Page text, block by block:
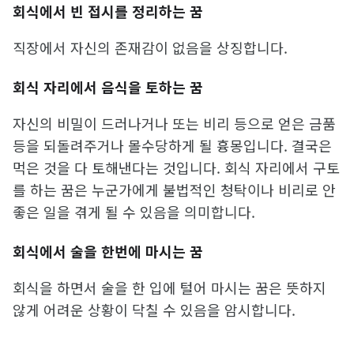
회식에서 빈 접시를 정리하는 꿈
직장에서 자신의 존재감이 없음을 상징합니다.
회식 자리에서 음식을 토하는 꿈
자신의 비밀이 드러나거나 또는 비리 등으로 얻은 금품
등을 되돌려주거나 몰수당하게 될 흉몽입니다. 결국은
먹은 것을 다 토해낸다는 것입니다. 회식 자리에서 구토
를 하는 꿈은 누군가에게 불법적인 청탁이나 비리로 안
좋은 일을 겪게 될 수 있음을 의미합니다.
회식에서 술을 한번에 마시는 꿈
회식을 하면서 술을 한 입에 털어 마시는 꿈은 뜻하지
않게 어려운 상황이 닥칠 수 있음을 암시합니다.